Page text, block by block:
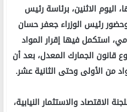
الاثنين، برئاسة رئيس
رئيس الوزراء جعفر حسان
استكمل فيها إقرار المواد
من مشروع قانون الجمارك المعدل، بعد أن
من الأولى وحتى الثانية عشر.
الاقتصاد والاستثمار النيابية،